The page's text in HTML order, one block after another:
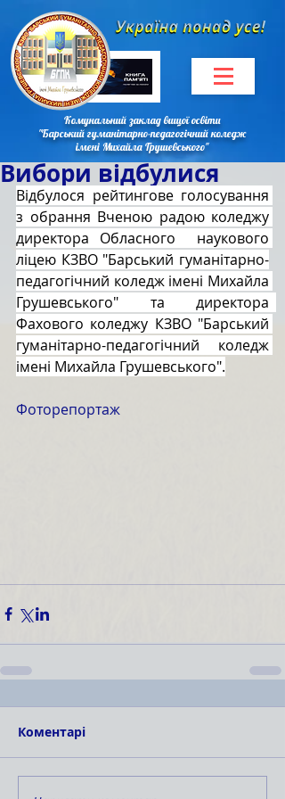
Комунальний заклад вищої освіти
"Барський гуманітарно-педагогічний коледж
імені Михайла Грушевського"
Вибори відбулися
Відбулося рейтингове голосування
з обрання Вченою радою коледжу
директора Обласного  наукового
ліцею КЗВО "Барський гуманітарно-
педагогічний коледж імені Михайла
Грушевського" та директора
Фахового коледжу КЗВО "Барський
гуманітарно-педагогічний коледж
імені Михайла Грушевського".
Фоторепортаж
Коментарі